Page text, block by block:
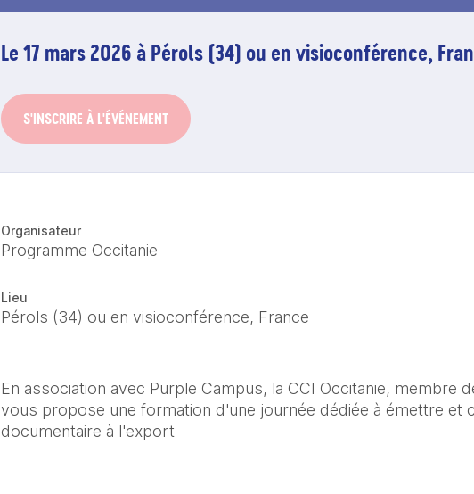
Le 17 mars 2026 à Pérols (34) ou en visioconférence,
S'INSCRIRE À L'ÉVÉNEMENT
Organisateur
Programme Occitanie
Lieu
Pérols (34) ou en visioconférence, France
En association avec Purple Campus, la CCI Occitanie, membre
vous propose une formation d'une journée dédiée à émettre et
documentaire à l'export